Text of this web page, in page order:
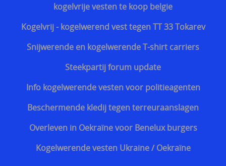
Beschermende kledij tegen terreuraanslagen
Overleven in Oekraïne voor Benelux burgers
Kogelwerende vesten Ukraine / Oekraïne
===================
Hongaars - Magyar
Slovaaks - Slovenský
Tsjechisch - český
Sloveens - Slovenski
kogelvrije vesten te koop belgie
Kogelvrij - kogelwerend vest tegen TT 33 Tokarev
Snijwerende en kogelwerende T-shirt carriers
Steekpartij forum update
Info kogelwerende vesten voor politieagenten
Beschermende kledij tegen terreuraanslagen
Overleven in Oekraïne voor Benelux burgers
Kogelwerende vesten Ukraine / Oekraïne